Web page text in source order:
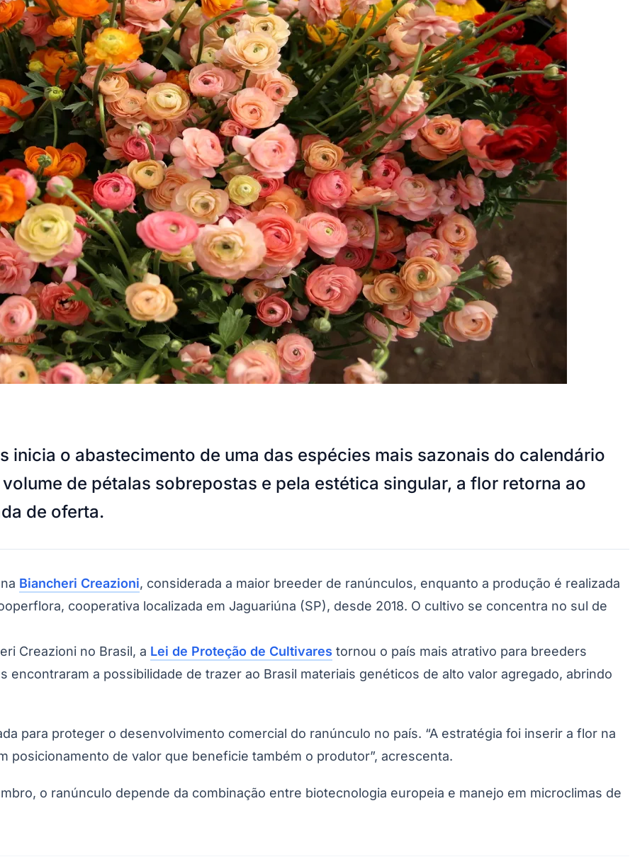
Bom JesusAraçariguamaCajamarCaieirasFranco da RochaFrancisco MoratoTaboão da SerraEmbu das Artes São Roque
inicia o abastecimento de uma das espécies mais sazonais do calendário
de pétalas sobrepostas e pela estética singular, a flor retorna ao
de oferta.
Biancheri Creazioni, considerada a maior breeder de ranúnculos, enquanto a produção é realizada
cooperativa localizada em Jaguariúna (SP), desde 2018. O cultivo se concentra no sul de
Creazioni no Brasil, a Lei de Proteção de Cultivares tornou o país mais atrativo para breeders
encontraram a possibilidade de trazer ao Brasil materiais genéticos de alto valor agregado, abrindo
para proteger o desenvolvimento comercial do ranúnculo no país. “A estratégia foi inserir a flor na
posicionamento de valor que beneficie também o produtor”, acrescenta.
o ranúnculo depende da combinação entre biotecnologia europeia e manejo em microclimas de